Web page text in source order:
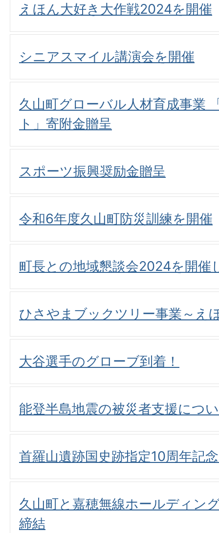
えほん大好き大作戦2024を開催
シニアスマイル講演会を開催
久山町グローバル人材育成事業
ト」寄附金贈呈
スポーツ振興奨励金贈呈
令和6年度久山町防災訓練を開催
町長との地域懇談会2024を開催
ひさやまブックツリー事業～え
大谷選手のグローブ到着！
能登半島地震の被災者支援につ
首羅山遺跡国史跡指定10周年記
久山町と嘉穂無線ホールディン
締結